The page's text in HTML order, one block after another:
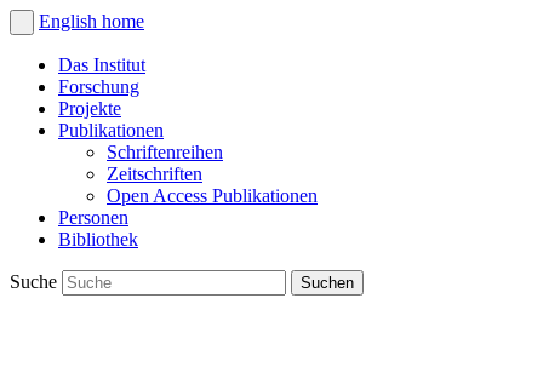
English home
Das Institut
Forschung
Projekte
Publikationen
Schriftenreihen
Zeitschriften
Open Access Publikationen
Personen
Bibliothek
Suche